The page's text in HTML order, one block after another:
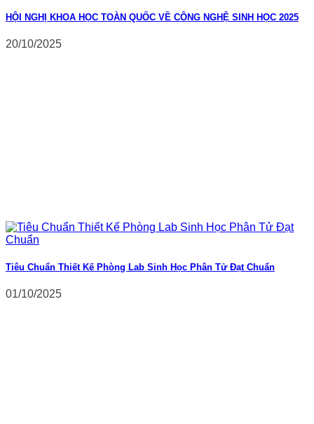
HỘI NGHỊ KHOA HỌC TOÀN QUỐC VỀ CÔNG NGHỆ SINH HỌC 2025
20/10/2025
Tiêu Chuẩn Thiết Kế Phòng Lab Sinh Học Phân Tử Đạt Chuẩn
01/10/2025